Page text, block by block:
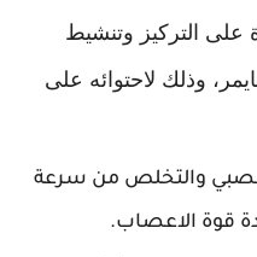
التركيز وتنشيط
وذلك لاحتوائه على
والتخلص من سرعة
قوة الاعصاب.